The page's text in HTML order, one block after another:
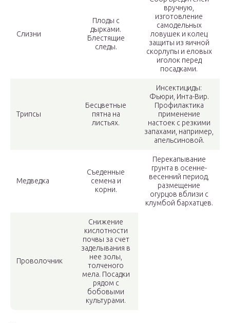
Слизни
Плоды с
дырками.
Блестящие
следы.
вручную,
изготовление
самодельных
ловушек и колец
защиты из яичной
скорлупы и еловых
иголок перед
посадками.
Трипсы
Бесцветные
пятна на
листьях.
Инсектициды:
Фьюри, Инта-Вир.
Профилактика
применение
настоек с резкими
запахами, например,
апельсиновой.
Медведка
Съеденные
семена и
корни.
Перекапывание
грунта в осенне-
весенний период,
размещение
огурцов вблизи с
клумбой бархатцев.
Проволочник
Снижение
кислотности
почвы за счет
заделывания в
нее золы,
толченого
мела. Посадки
рядом с
бобовыми
культурами.